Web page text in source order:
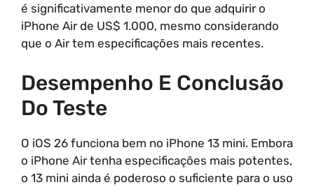
é significativamente menor do que adquirir o
iPhone Air de US$ 1.000, mesmo considerando
que o Air tem especificações mais recentes.
Desempenho E Conclusão
Do Teste
O iOS 26 funciona bem no iPhone 13 mini. Embora
o iPhone Air tenha especificações mais potentes,
o 13 mini ainda é poderoso o suficiente para o uso